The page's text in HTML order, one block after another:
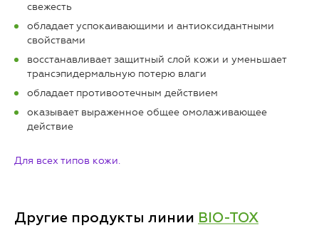
свежесть
обладает успокаивающими и антиоксидантными
свойствами
восстанавливает защитный слой кожи и уменьшает
трансэпидермальную потерю влаги
обладает противоотечным действием
оказывает выраженное общее омолаживающее
действие
Для всех типов кожи.
Другие продукты линии BIO-TOX